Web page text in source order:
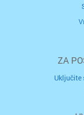
ZA
Uključite